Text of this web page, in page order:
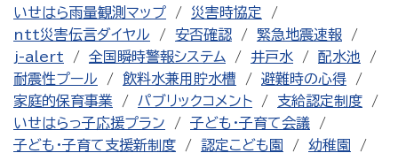
いせはら雨量観測マップ
災害時協定
ntt災害伝言ダイヤル
安否確認
緊急地震速報
j-alert
全国瞬時警報システム 井戸水
配水池
耐震性プール
飲料水兼用貯水槽
避難時の心得
家庭的保育事業
パブリックコメント
支給認定制度
いせはらっ子応援プラン
子ども・子育て会議
子ども・子育て支援新制度
認定こども園
幼稚園